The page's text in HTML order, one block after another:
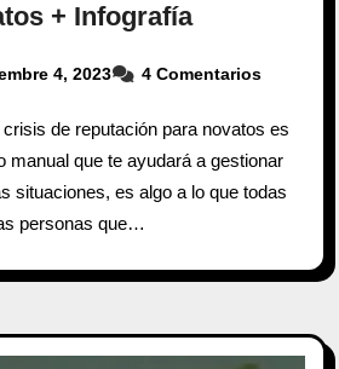
+ Infografía
4, 2023 4 Comentarios
de reputación para novatos es
manual que te ayudará a gestionar
situaciones, es algo a lo que todas
personas que…